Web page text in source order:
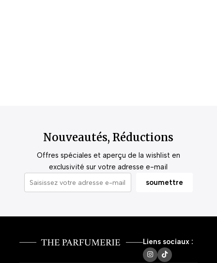
Nouveautés, Réductions
Offres spéciales et aperçu de la wishlist en
exclusivité sur votre adresse e-mail
Liens sociaux :